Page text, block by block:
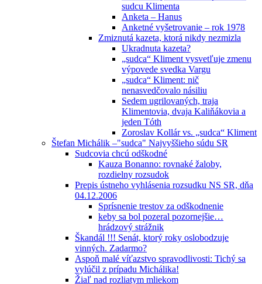
sudcu Klimenta
Anketa – Hanus
Anketné vyšetrovanie – rok 1978
Zmiznutá kazeta, ktorá nikdy nezmizla
Ukradnuta kazeta?
„sudca“ Kliment vysvetľuje zmenu
výpovede svedka Vargu
„sudca“ Kliment: nič
nenasvedčovalo násiliu
Sedem ugrilovaných, traja
Klimentovia, dvaja Kaliňákovia a
jeden Tóth
Zoroslav Kollár vs. „sudca“ Kliment
Štefan Michálik –"sudca" Najvyššieho súdu SR
Sudcovia chcú odškodné
Kauza Bonanno: rovnaké žaloby,
rozdielny rozsudok
Prepis ústneho vyhlásenia rozsudku NS SR, dňa
04.12.2006
Sprísnenie trestov za odškodnenie
keby sa bol pozeral pozornejšie…
hrádzový strážnik
Škandál !!! Senát, ktorý roky oslobodzuje
vinných. Zadarmo?
Aspoň malé víťazstvo spravodlivosti: Tichý sa
vylúčil z prípadu Michálika!
Žiaľ nad rozliatym mliekom